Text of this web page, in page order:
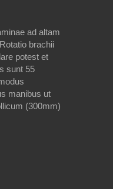
ad altam
brachii
potest et
sunt 55
manibus ut
(300mm)